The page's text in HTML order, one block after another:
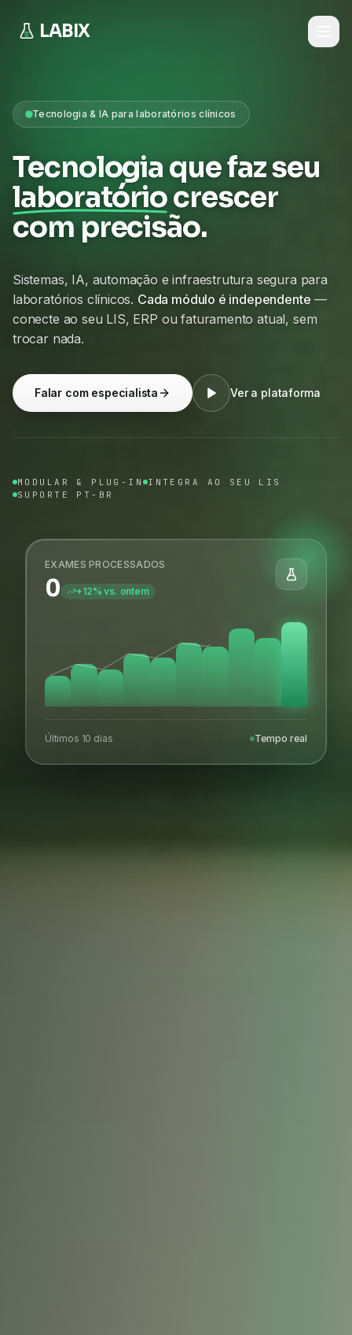
LABIX
Tecnologia & IA para laboratórios clínicos
Tecnologia que faz seu
laboratóriocrescer
com precisão.
Sistemas, IA, automação e infraestrutura segura para
laboratórios clínicos. Cada módulo é independente —
conecte ao seu LIS, ERP ou faturamento atual, sem
trocar nada.
Falar com especialista Ver a plataforma
MODULAR & PLUG-IN INTEGRA AO SEU LIS
SUPORTE PT-BR
EXAMES PROCESSADOS
0 +12% vs. ontem
Últimos 10 dias Tempo real